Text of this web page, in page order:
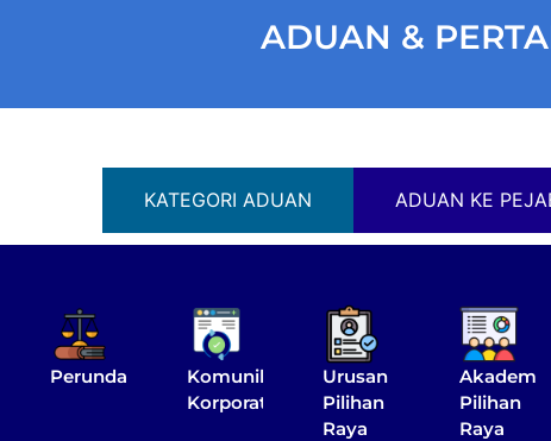
ADUAN &
KATEGORI ADUAN ADUAN KE
Perundangan
Komunikasi
Korporat
Urusan
Pilihan
Raya
Akademi
Pilihan
Raya